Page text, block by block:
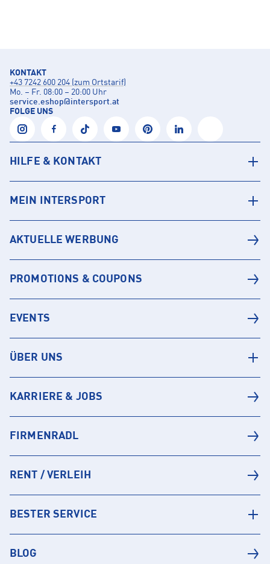
KONTAKT
+43 7242 600 204 (zum Ortstarif)
Mo. – Fr. 08:00 – 20:00 Uhr
service.eshop@intersport.at
FOLGE UNS
HILFE & KONTAKT
MEIN INTERSPORT
AKTUELLE WERBUNG
PROMOTIONS & COUPONS
EVENTS
ÜBER UNS
KARRIERE & JOBS
FIRMENRADL
RENT / VERLEIH
BESTER SERVICE
BLOG